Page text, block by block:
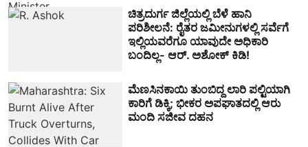
ಚಿತ್ರದುರ್ಗ ಜಿಲ್ಲೆಯಲ್ಲಿ ಬೆಳೆ ಹಾನಿ
ಪರಿಶೀಲನೆ: ರೈತರ ಜಮೀನುಗಳಲ್ಲಿ ಸರ್ವೆಗೆ
ಇಲ್ಲಿಯವರೆಗೂ ಯಾವುದೇ ಅಧಿಕಾರಿ
ಬಂದಿಲ್ಲ- ಆರ್. ಅಶೋಕ್ ಕಿಡಿ!
ಮೆಣಸಿನಕಾಯಿ ತುಂಬಿದ್ದ ಲಾರಿ ಪಲ್ಟಿಯಾಗಿ
ಕಾರಿಗೆ ಡಿಕ್ಕಿ; ಭೀಕರ ಅಪಘಾತದಲ್ಲಿ ಆರು
ಮಂದಿ ಸಜೀವ ದಹನ